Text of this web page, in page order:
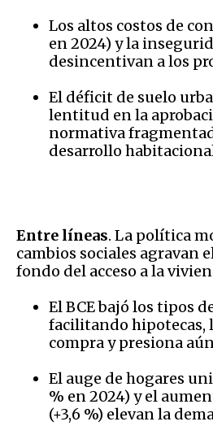
Los altos costos de
en 2024) y la
desincentivan a los
El déficit de suelo
lentitud en la
normativa
desarrollo
Entre líneas. La política
cambios sociales agravan
fondo del acceso a la
El BCE bajó los tipos
facilitando hipotecas,
compra y presiona
El auge de hogares
% en 2024) y el
(+3,6 %) elevan la